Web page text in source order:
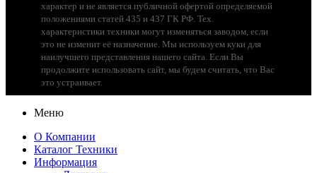
характер и не является публичной офертой определяемой
положениями статей 435 и 437 ГК РФ. Тех.
характеристики техники могут изменяться заводом, если
это не изменит её назначение. Мы используем куки для
наилучшего представления нашего сайта. Если Вы
продолжите использовать сайт, мы будем считать, что Вас
это устраивает.
Меню
О Компании
Каталог Техники
Информация